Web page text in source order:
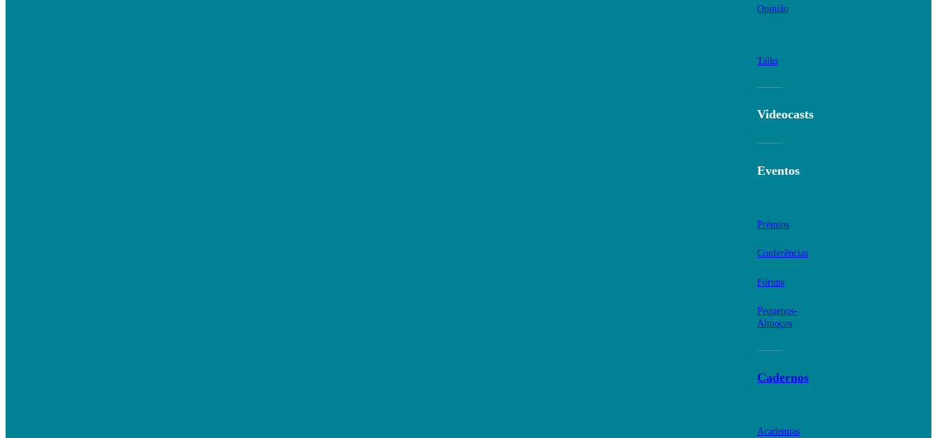
Opinião
Talks
Videocasts
Eventos
Prémios
Conferências
Fóruns
Pequenos-
Almoços
Cadernos
Academias